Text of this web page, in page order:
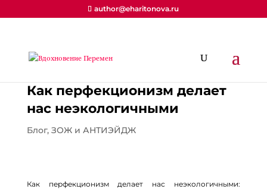
author@eharitonova.ru
Как перфекционизм делает
нас неэкологичными
Блог, ЗОЖ и АНТИЭЙДЖ
Как перфекционизм делает нас неэкологичными: